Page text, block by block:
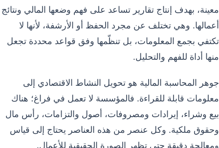
معينة، بهدف إنتاج تقارير تساعد على فهم وضعها المالي ونتائج
أعمالها. وهي تختلف عن مجرد الحفظ أو الأرشفة، لأنها لا
تكتفي بجمع المعلومات، بل تنظّمها وفق قواعد محددة تجعل
منها أداة للفهم والتحليل.
جوهر المحاسبة المالية هو تحويل النشاط الاقتصادي إلى
معلومات قابلة للقراءة. فالمؤسسة لا تعمل في فراغ؛ هناك
بيع وشراء، إيرادات ومصروفات، أصول والتزامات، رأس مال
وحقوق ملكية. وكل عنصر من هذه العناصر يحتاج إلى قياس
ومعالجة دقيقة حتى تظهر الصورة الحقيقية للأعمال.